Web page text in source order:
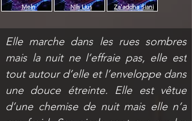
Meln Nils Lius Za'addha Siani
Elle marche dans les rues sombres
mais la nuit ne l’effraie pas, elle est
tout autour d’elle et l’enveloppe dans
une douce étreinte. Elle est vêtue
d’une chemise de nuit mais elle n’a